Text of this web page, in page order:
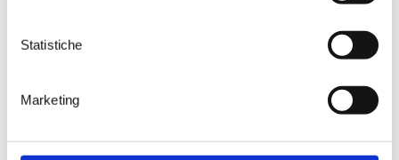
Statistiche
Marketing
azienda per il secondo anno
sala e vendita, in un importante
introduzione al mondo